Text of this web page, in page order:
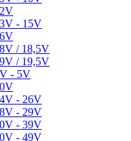
- 15V
/ 18,5V
/ 19,5V
- 5V
- 26V
- 29V
- 39V
- 49V